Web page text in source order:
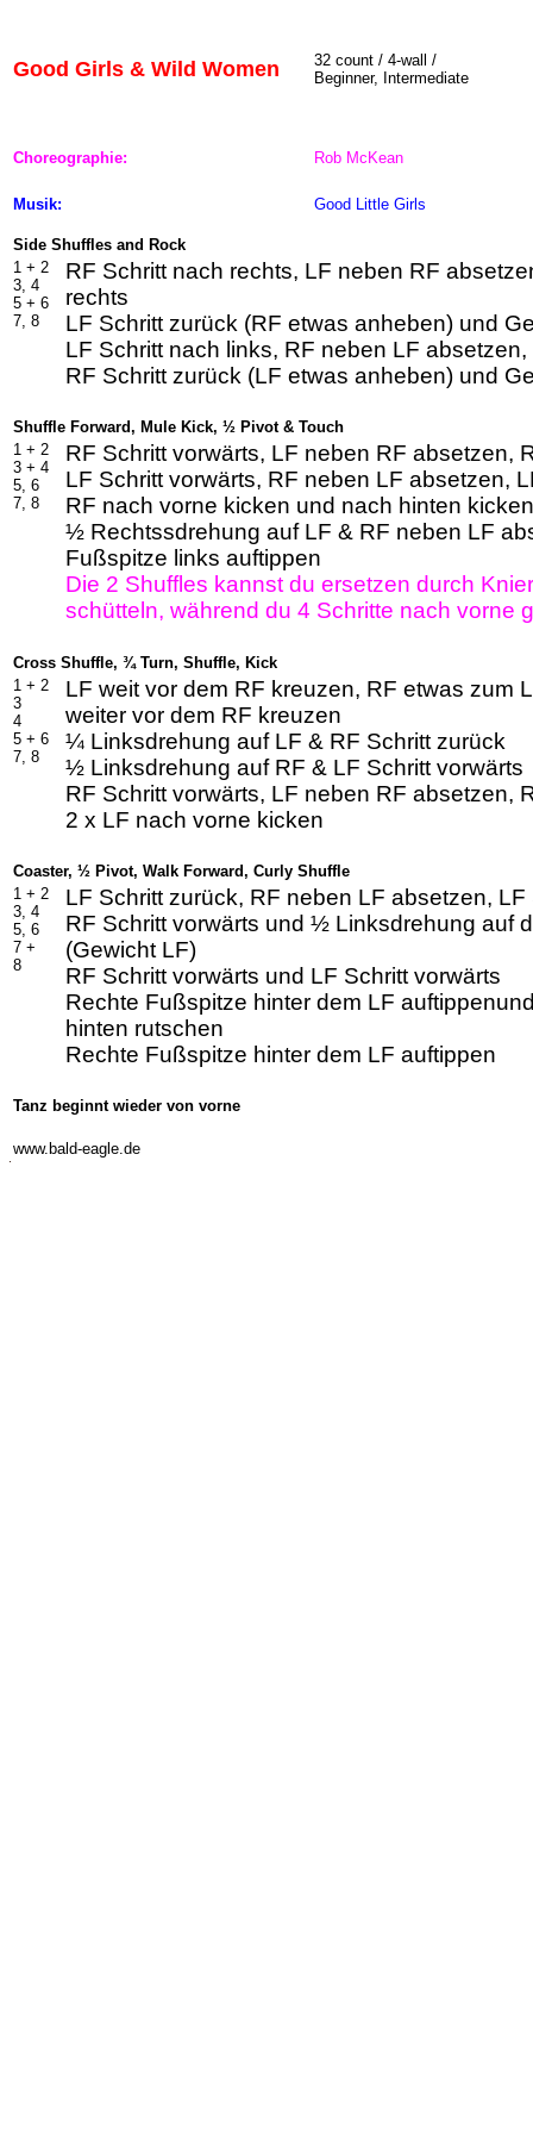
Good Girls & Wild Women 32 count / 4-wall /
Beginner, Intermediate
Choreographie: Rob McKean
Musik: Good Little Girls
Side Shuffles and Rock
1 + 2
3, 4
5 + 6
7, 8
RF Schritt nach rechts, LF neben RF
rechts
LF Schritt zurück (RF etwas anheben) und
LF Schritt nach links, RF neben LF
RF Schritt zurück (LF etwas anheben) und
Shuffle Forward, Mule Kick, ½ Pivot & Touch
1 + 2
3 + 4
5, 6
7, 8
RF Schritt vorwärts, LF neben RF absetzen,
LF Schritt vorwärts, RF neben LF absetzen,
RF nach vorne kicken und nach hinten kicken
½ Rechtssdrehung auf LF & RF neben LF
Fußspitze links auftippen
Die 2 Shuffles kannst du ersetzen durch
schütteln, während du 4 Schritte nach vorne
Cross Shuffle, ¾ Turn, Shuffle, Kick
1 + 2
3
4
5 + 6
7, 8
LF weit vor dem RF kreuzen, RF etwas zum
weiter vor dem RF kreuzen
¼ Linksdrehung auf LF & RF Schritt zurück
½ Linksdrehung auf RF & LF Schritt vorwärts
RF Schritt vorwärts, LF neben RF absetzen,
2 x LF nach vorne kicken
Coaster, ½ Pivot, Walk Forward, Curly Shuffle
1 + 2
3, 4
5, 6
7 +
8
LF Schritt zurück, RF neben LF absetzen, LF
RF Schritt vorwärts und ½ Linksdrehung auf
(Gewicht LF)
RF Schritt vorwärts und LF Schritt vorwärts
Rechte Fußspitze hinter dem LF
hinten rutschen
Rechte Fußspitze hinter dem LF auftippen
Tanz beginnt wieder von vorne
www.bald-eagle.de